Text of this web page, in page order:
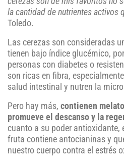
la cantidad de nutrientes activos
Toledo.
Las cerezas son consideradas
tienen bajo índice glucémico,
personas con diabetes o
son ricas en fibra,
salud intestinal y nutren la
Pero hay más, contienen
promueve el descanso y la
cuanto a su poder antioxidante,
fruta contiene antocianinas y
nuestro cuerpo contra el estrés